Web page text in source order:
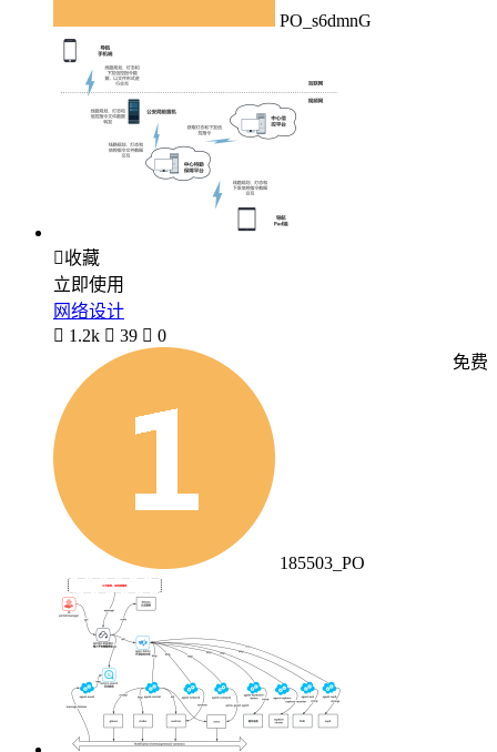
PO_s6dmnG
收藏
立即使用
网络设计
 1.2k  39  0
185503_PO
免费